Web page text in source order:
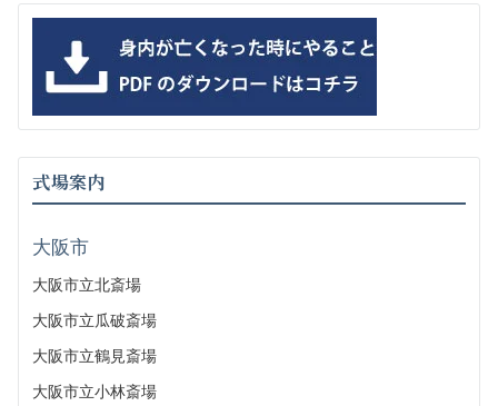
式場案内
大阪市
大阪市立北斎場
大阪市立瓜破斎場
大阪市立鶴見斎場
大阪市立小林斎場